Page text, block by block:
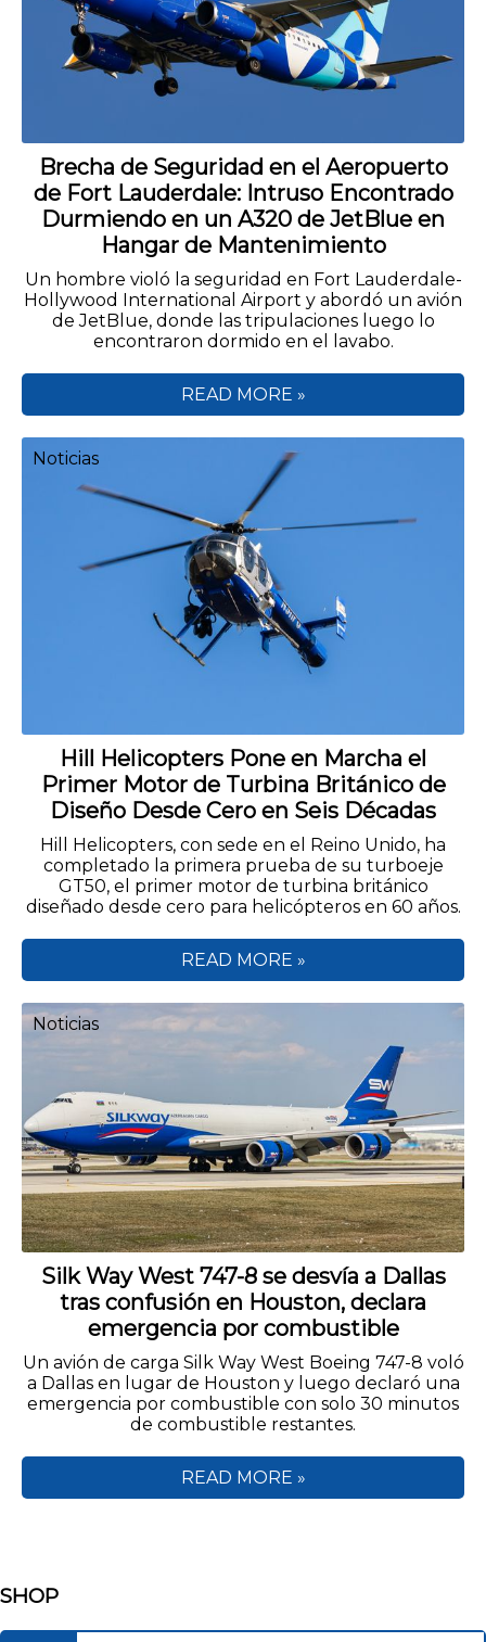
Brecha de Seguridad en el Aeropuerto
de Fort Lauderdale: Intruso Encontrado
Durmiendo en un A320 de JetBlue en
Hangar de Mantenimiento
Un hombre violó la seguridad en Fort Lauderdale-
Hollywood International Airport y abordó un avión
de JetBlue, donde las tripulaciones luego lo
encontraron dormido en el lavabo.
READ MORE »
Hill Helicopters Pone en Marcha el
Primer Motor de Turbina Británico de
Diseño Desde Cero en Seis Décadas
Hill Helicopters, con sede en el Reino Unido, ha
completado la primera prueba de su turboeje
GT50, el primer motor de turbina británico
diseñado desde cero para helicópteros en 60 años.
Noticias
READ MORE »
Silk Way West 747-8 se desvía a Dallas
tras confusión en Houston, declara
emergencia por combustible
Un avión de carga Silk Way West Boeing 747-8 voló
a Dallas en lugar de Houston y luego declaró una
emergencia por combustible con solo 30 minutos
de combustible restantes.
Noticias
READ MORE »
SHOP